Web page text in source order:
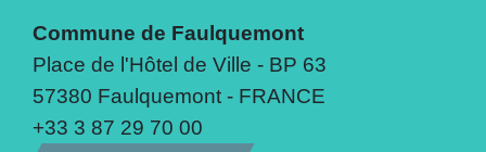
Commune de Faulquemont
Place de l'Hôtel de Ville - BP 63
57380 Faulquemont - FRANCE
+33 3 87 29 70 00